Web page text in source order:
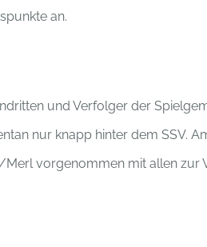
an.
und Verfolger der
nur knapp hinter dem SSV.
vorgenommen mit allen zur